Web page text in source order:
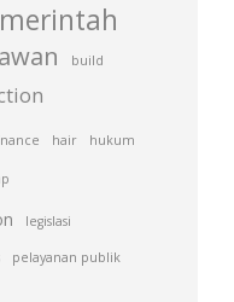
build
hair hukum
legislasi
pelayanan publik